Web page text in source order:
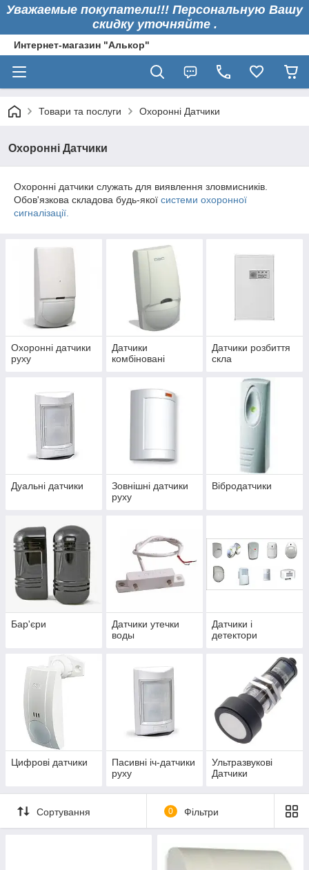
Уважаемые покупатели!!! Персональную Вашу
скидку уточняйте .
Интернет-магазин "Алькор"
Товари та послуги Охоронні Датчики
Охоронні Датчики
Охоронні датчики служать для виявлення зловмисників.
Обов'язкова складова будь-якої системи охоронної
сигналізації.
Охоронні датчики
руху
Датчики
комбіновані
Датчики розбиття
скла
Дуальні датчики
Зовнішні датчики
руху
Вібродатчики
Бар'єри
Датчики утечки
воды
Датчики і
детектори
Цифрові датчики
Пасивні іч-датчики
руху
Ультразвукові
Датчики
Сортування 0 Фільтри